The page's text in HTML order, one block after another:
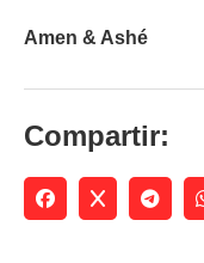
Amen & Ashé
Compartir: